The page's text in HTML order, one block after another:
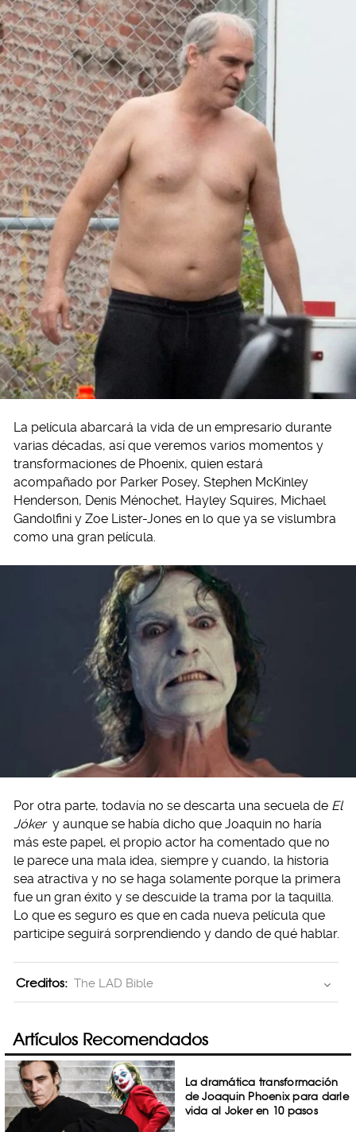
La película abarcará la vida de un empresario durante
varias décadas, así que veremos varios momentos y
transformaciones de Phoenix, quien estará
acompañado por Parker Posey, Stephen McKinley
Henderson, Denis Ménochet, Hayley Squires, Michael
Gandolfini y Zoe Lister-Jones en lo que ya se vislumbra
como una gran película.
Por otra parte, todavía no se descarta una secuela de El
Jóker y aunque se había dicho que Joaquin no haría
más este papel, el propio actor ha comentado que no
le parece una mala idea, siempre y cuando, la historia
sea atractiva y no se haga solamente porque la primera
fue un gran éxito y se descuide la trama por la taquilla.
Lo que es seguro es que en cada nueva película que
participe seguirá sorprendiendo y dando de qué hablar.
Creditos: The LAD Bible
Artículos Recomendados
La dramática transformación
de Joaquin Phoenix para darle
vida al Joker en 10 pasos